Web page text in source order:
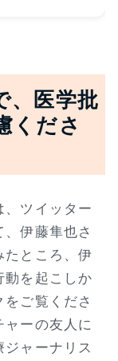
、医学批
くださ
ツイッター
、伊藤隼也さ
たところ、伊
動を起こしか
ご覧くださ
ーの友人に
ャーナリス